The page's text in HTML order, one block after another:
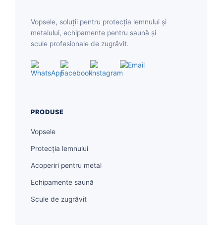
Vopsele, soluții pentru protecția lemnului și
metalului, echipamente pentru saună și
scule profesionale de zugrăvit.
PRODUSE
Vopsele
Protecția lemnului
Acoperiri pentru metal
Echipamente saună
Scule de zugrăvit